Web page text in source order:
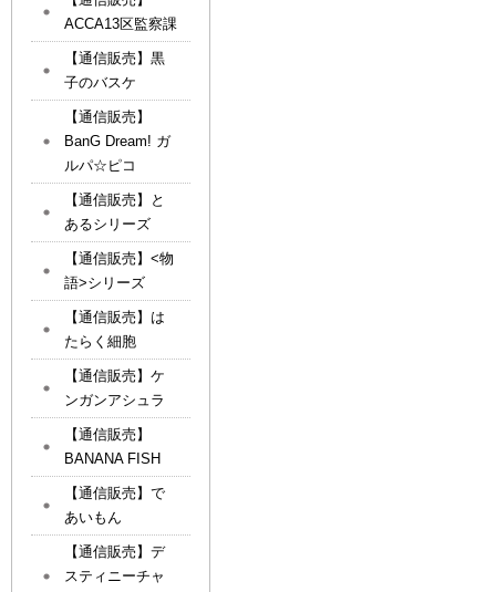
ACCA13区監察課
【通信販売】黒
子のバスケ
【通信販売】
BanG Dream! ガ
ルパ☆ピコ
【通信販売】と
あるシリーズ
【通信販売】<物
語>シリーズ
【通信販売】は
たらく細胞
【通信販売】ケ
ンガンアシュラ
【通信販売】
BANANA FISH
【通信販売】で
あいもん
【通信販売】デ
スティニーチャ